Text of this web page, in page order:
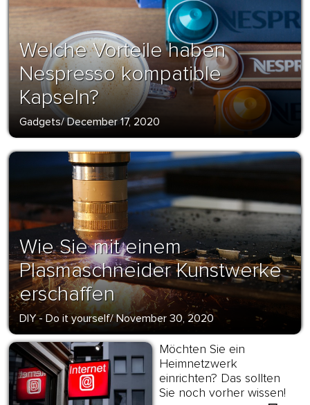
Welche Vorteile haben
Nespresso kompatible
Kapseln?
Gadgets/December 17, 2020
Wie Sie mit einem
Plasmaschneider Kunstwerke
erschaffen
DIY - Do it yourself/November 30, 2020
Möchten Sie ein
Heimnetzwerk
einrichten? Das sollten
Sie noch vorher wissen!